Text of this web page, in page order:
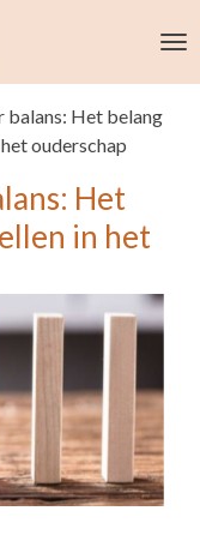
balans: Het belang
ouderschap
Het
in het